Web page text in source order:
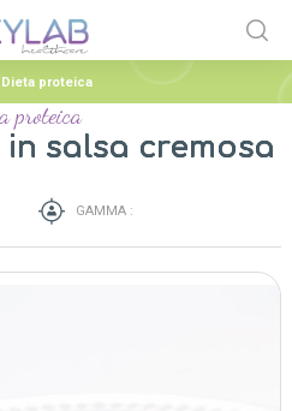
Dieta proteica
proteica
salsa cremosa
GAMMA :